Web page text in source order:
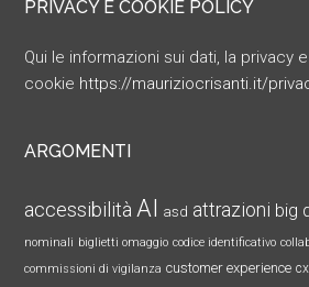
PRIVACY E COOKIE POLICY
Qui le informazioni sui dati, la privacy e
cookie https://mauriziocrisanti.it/
ARGOMENTI
accessibilità AI asd attrazioni big
nominali biglietti omaggio codice identificativo
commissioni di vigilanza customer experience cx